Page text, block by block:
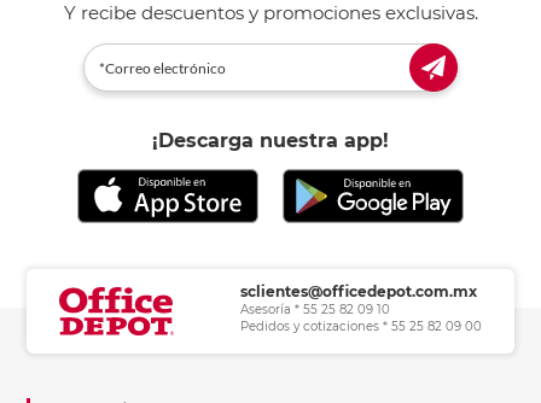
Y recibe descuentos y promociones exclusivas.
¡Descarga nuestra app!
sclientes@officedepot.com.mx
Asesoría * 55 25 82 09 10
Pedidos y cotizaciones * 55 25 82 09 00